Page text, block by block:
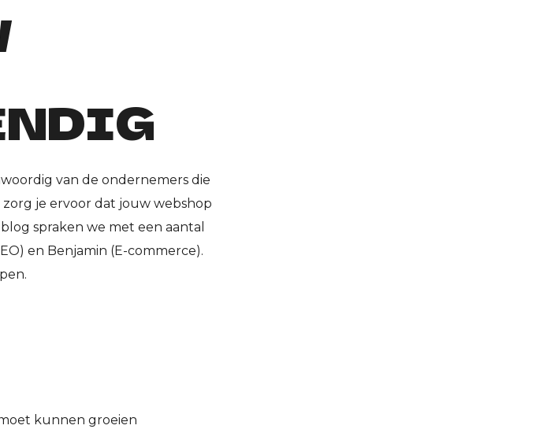
van de ondernemers die
je ervoor dat jouw webshop
spraken we met een aantal
en Benjamin (E-commerce).
kunnen groeien